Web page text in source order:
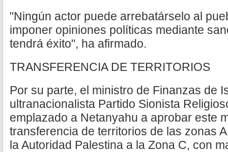
"Ningún actor puede arrebatárselo al
imponer opiniones políticas mediante
tendrá éxito", ha afirmado.
TRANSFERENCIA DE TERRITORIOS
Por su parte, el ministro de Finanzas de
ultranacionalista Partido Sionista
emplazado a Netanyahu a aprobar este
transferencia de territorios de las zonas
la Autoridad Palestina a la Zona C, con